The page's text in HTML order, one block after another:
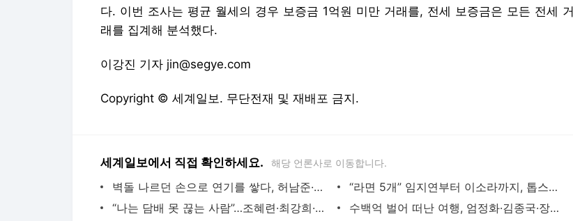
다. 이번 조사는 평균 월세의 경우 보증금 1억원 미만 거래를, 전세 보증금은 모든 전세 거
래를 집계해 분석했다.
이강진 기자 jin@segye.com
Copyright © 세계일보. 무단전재 및 재배포 금지.
세계일보에서 직접 확인하세요. 해당 언론사로 이동합니다.
벽돌 나르던 손으로 연기를 쌓다, 허남준·안보현·이도현의 굳은살 기록
“라면 5개” 임지연부터 이소라까지, 톱스타들의 살 안 찌는 루틴
“나는 담배 못 끊는 사람”…조혜련·최강희·김동완이 금연에 성공한 이유
수백억 벌어 떠난 여행, 엄정화·김종국·장윤정이 마주한 진짜 성공